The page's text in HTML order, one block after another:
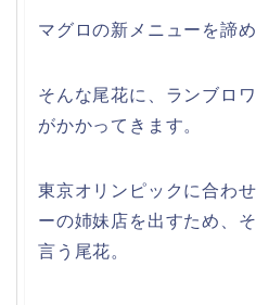
マグロの新メニューを諦
そんな尾花に、ランブロ
がかかってきます。
東京オリンピックに合わ
ーの姉妹店を出すため、
言う尾花。